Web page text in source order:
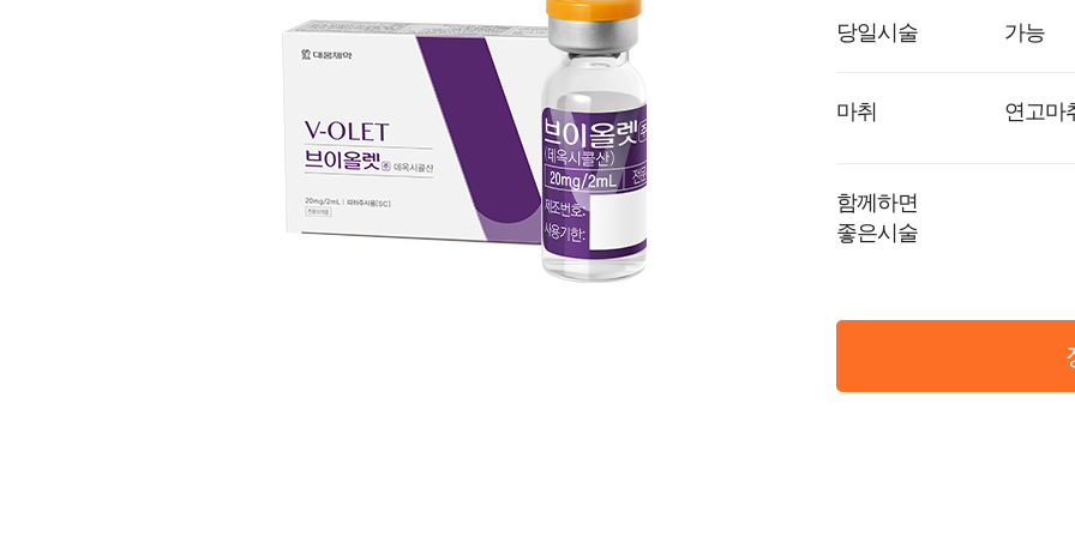
당일시술 가능
마취 연고마
함께하면
좋은시술